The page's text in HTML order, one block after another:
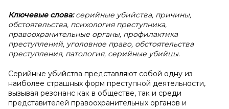
Ключевые слова:серийные убийства, причины,
обстоятельства, психология преступника,
правоохранительные органы, профилактика
преступлений, уголовное право, обстоятельства
преступления, патология, серийные убийцы.
Серийные убийства представляют собой одну из
наиболее страшных форм преступной деятельности,
вызывая резонанс как в обществе, так и среди
представителей правоохранительных органов и